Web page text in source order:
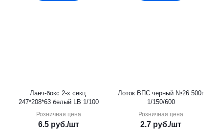
Ланч-бокс 2-х секц.
247*208*63 белый LB 1/100
Розничная цена
6.5 руб./шт
Лоток ВПС черный №26 500г
1/150/600
Розничная цена
2.7 руб./шт